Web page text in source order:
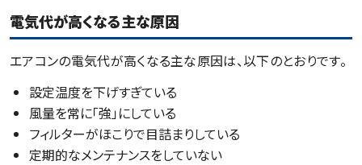
電気代が高くなる主な原因
エアコンの電気代が高くなる主な原因は、以下のとおりです。
設定温度を下げすぎている
風量を常に「強」にしている
フィルターがほこりで目詰まりしている
定期的なメンテナンスをしていない